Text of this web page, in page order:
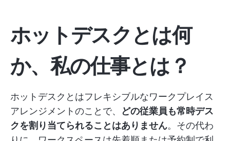
ホットデスクとは何
か、私の仕事とは？
ホットデスクとはフレキシブルなワークプレイス
アレンジメントのことで、
どの従業員も常時デス
クを割り当てられることはありません。その代わ